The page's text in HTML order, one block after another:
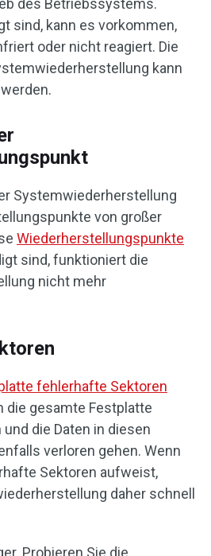
des Betriebssystems.
sind, kann es vorkommen,
oder nicht reagiert. Die
kann
Systemwiederherstellung
von großer
Wiederherstellungspunkte
sind, funktioniert die
nicht mehr
fehlerhafte Sektoren
die gesamte Festplatte
die Daten in diesen
verloren gehen. Wenn
Sektoren aufweist,
daher schnell
Probieren Sie die